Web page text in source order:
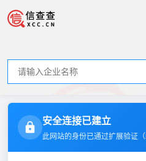
安全连接已建立
此网站的身份已通过扩展验证（